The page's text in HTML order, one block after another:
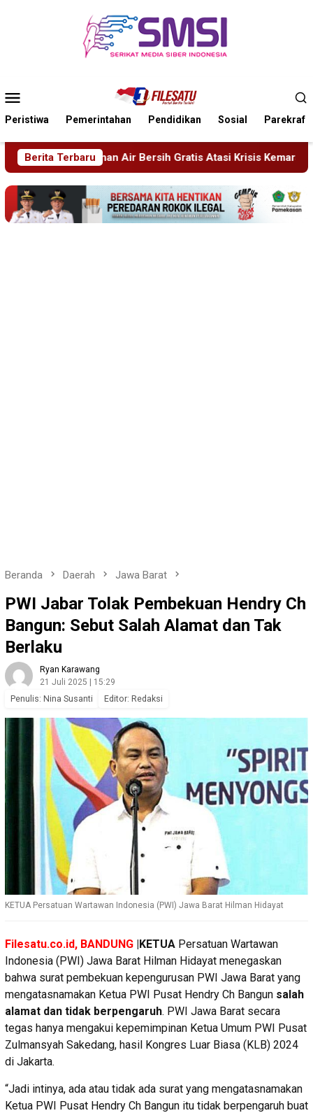
Mobile
Peristiwa Pemerintahan Pendidikan Sosial Parekraf
Berita Terbaru
Atasi Krisis Kemarau Sidang Tipiring, Penjual
Beranda Daerah Jawa Barat
PWI Jabar Tolak Pembekuan Hendry Ch
Bangun: Sebut Salah Alamat dan Tak
Berlaku
Ryan Karawang
21 Juli 2025 | 15:29
Penulis: Nina Susanti Editor: Redaksi
KETUA Persatuan Wartawan Indonesia (PWI) Jawa Barat Hilman Hidayat
Filesatu.co.id, BANDUNG |KETUA Persatuan Wartawan
Indonesia (PWI) Jawa Barat Hilman Hidayat menegaskan
bahwa surat pembekuan kepengurusan PWI Jawa Barat yang
mengatasnamakan Ketua PWI Pusat Hendry Ch Bangun salah
alamat dan tidak berpengaruh. PWI Jawa Barat secara
tegas hanya mengakui kepemimpinan Ketua Umum PWI Pusat
Zulmansyah Sakedang, hasil Kongres Luar Biasa (KLB) 2024
di Jakarta.
“Jadi intinya, ada atau tidak ada surat yang mengatasnamakan
Ketua PWI Pusat Hendry Ch Bangun itu tidak berpengaruh buat